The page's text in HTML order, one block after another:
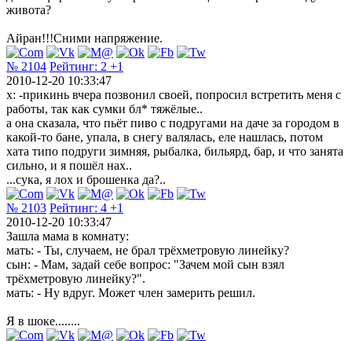
живота?
Айран!!!Сними напряжение.
№ 2104 Рейтинг: 2 +1
2010-12-20 10:33:47
х: -прикинь вчера позвонил своей, попросил встретить меня с
работы, так как сумки бл* тяжёлые..
а она сказала, что пьёт пиво с подругами на даче за городом в
какой-то бане, упала, в снегу валялась, еле нашлась, потом
хата типо подруги зимняя, рыбалка, бильярд, бар, и что занята
сильно, и я пошёл нах..
...сука, я лох и брошенка да?..
№ 2103 Рейтинг: 4 +1
2010-12-20 10:33:47
Зашла мама в комнату:
мать: - Ты, случаем, не брал трёхметровую линейку?
сын: - Мам, задай себе вопрос: "Зачем мой сын взял
трёхметровую линейку?".
мать: - Ну вдруг. Может член замерить решил.
Я в шоке........